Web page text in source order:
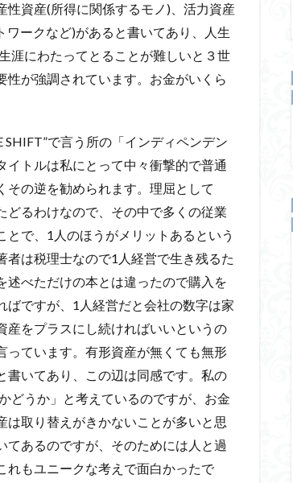
性資産(所得に関係するモノ)、活力資産
ークなど)があると書いてあり、人生
涯にわたってとることが難しいと３世
が強調されています。お金がいくら
SHIFT”で言う所の「インディペンデン
イトルは私にとって中々衝撃的で普通
の逆を勧められます。理屈として
どるわけなので、その中で多くの従業
で、1人のほうがメリットあるという
は税理士なので1人経営で生き残るた
べただけの本とは違ったので購入を
ですが、1人経営だと会社の数字は家
産をプラスにし続ければいいというの
っています。有形資産が無くても無形
書いてあり、この辺は同感です。私の
どうか」と考えているのですが、お金
は取り替えがきかないことが多いと思
てあるのですが、そのためには人と過
れもユニークな考えで面白かったで